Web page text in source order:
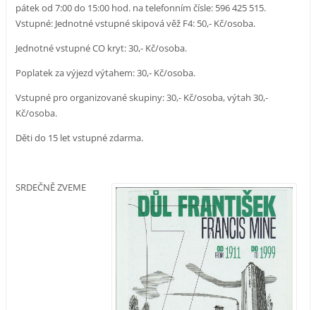
pátek od 7:00 do 15:00 hod. na telefonním čísle: 596 425 515.
Vstupné: Jednotné vstupné skipová věž F4: 50,- Kč/osoba.
Jednotné vstupné CO kryt: 30,- Kč/osoba.
Poplatek za výjezd výtahem: 30,- Kč/osoba.
Vstupné pro organizované skupiny: 30,- Kč/osoba, výtah 30,-
Kč/osoba.
Děti do 15 let vstupné zdarma.
SRDEČNĚ ZVEME